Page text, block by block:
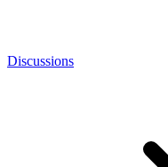
Discussions